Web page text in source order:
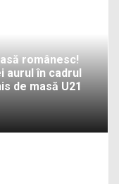
românesc!
aurul în cadrul
de masă U21